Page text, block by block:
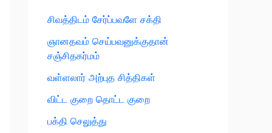
சிவத்திடம் சேர்ப்பவளே சக்தி
ஞானதவம் செய்பவனுக்குதான்
சஞ்சிதகர்மம்
வள்ளலார் அற்புத சித்திகள்
விட்ட குறை தொட்ட குறை
பக்தி செலுத்து